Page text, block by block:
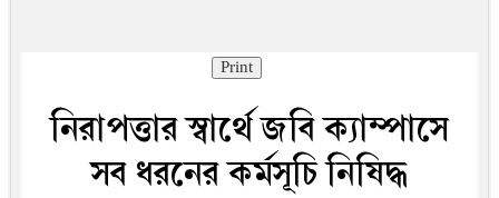
Print
নিরাপত্তার স্বার্থে জবি ক্যাম্পাসে
সব ধরনের কর্মসূচি নিষিদ্ধ